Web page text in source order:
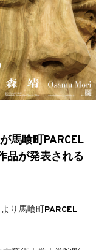
馬喰町PARCEL
品が発表される
より馬喰町PARCEL